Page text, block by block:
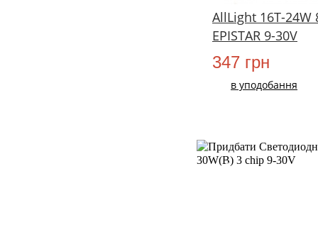
AllLight 16T-24W
EPISTAR 9-30V
347 грн
в уподобання
НОВИЙ